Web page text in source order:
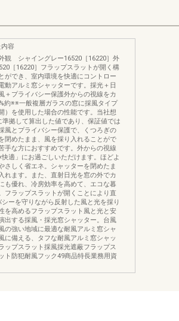
容
観 シャイングレー16520［16220］外
［16220］フラップスラットが開く構
ができ、室内環境を快適にコントロー
動アルミ窓シャッターです。採光＋日
＋プライバシー保護外からの視線をカ
約※※一般複層ガラスの窓に採風タイプ
）を使用した場合の性能です。当社想
拠して算出した値であり、保証値では
風とプライバシー保護で、くつろぎの
閉めたまま、風を採り入れることがで
手な方におすすめです。外からの視線
適」にお過ごしいただけます。ほどよ
さしく省エネ。シャッターを閉めたま
れます。また、直射日光を窓の外でカ
も優れ、冷房効率を高めて、エコな暮
フラップスラットが開くことにより直
ーを守りながら反射した風と光を採り
を高めるフラップスラット風と光と安
出する採風・採光窓シャッター。台風
の強い地域に最適な耐風アルミ窓シャ
に備える、タフな耐風アルミ窓シャッ
ップスラット採風採光遮蔽フラップス
ト防犯耐風フック49商品特長業務用資